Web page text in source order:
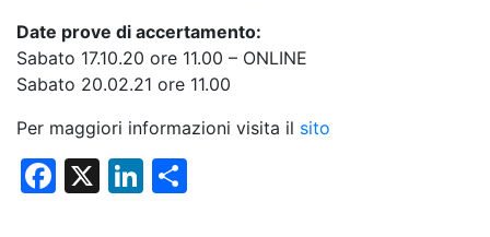
Date prove di accertamento:
Sabato 17.10.20 ore 11.00 – ONLINE
Sabato 20.02.21 ore 11.00
Per maggiori informazioni visita il sito
F
X
Li